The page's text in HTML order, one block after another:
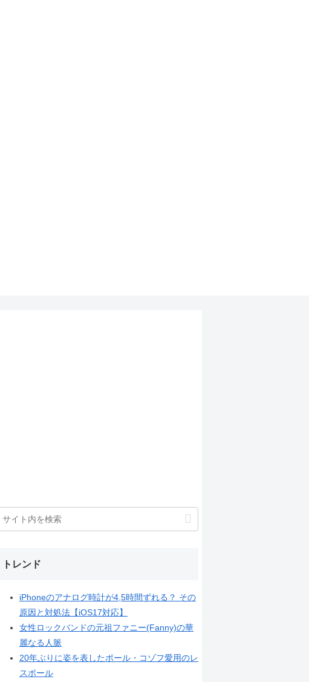
トレンド
iPhoneのアナログ時計が4,5時間ずれる？ その
原因と対処法【iOS17対応】
女性ロックバンドの元祖ファニー(Fanny)の華
麗なる人脈
20年ぶりに姿を表したポール・コゾフ愛用のレ
スポール